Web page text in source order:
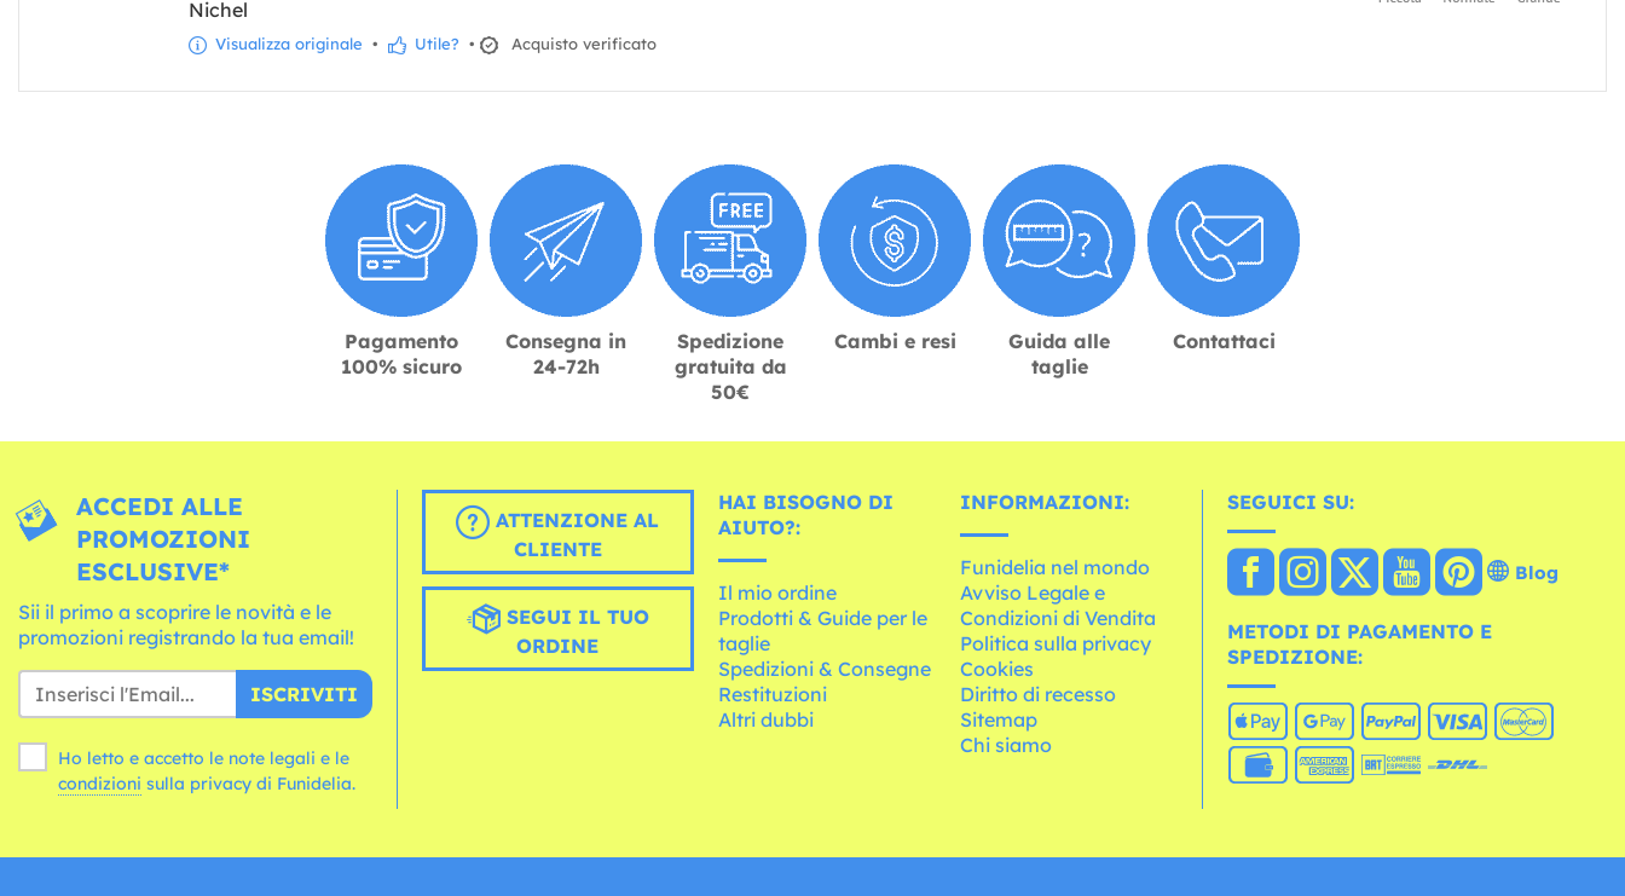
Nichel
Visualizza originale • Utile? • Acquisto verificato
Pagamento
100% sicuro
Consegna in
24-72h
Spedizione
gratuita da
50€
Cambi e resi
Guida alle
taglie
Contattaci
ACCEDI ALLE
PROMOZIONI
ESCLUSIVE*
Sii il primo a scoprire le novità e le
promozioni registrando la tua email!
ISCRIVITI
Ho letto e accetto le note legali e le
condizioni sulla privacy di Funidelia.
ATTENZIONE AL
CLIENTE
SEGUI IL TUO
ORDINE
HAI BISOGNO DI
AIUTO?:
Il mio ordine
Prodotti & Guide per le
taglie
Spedizioni & Consegne
Restituzioni
Altri dubbi
INFORMAZIONI:
Funidelia nel mondo
Avviso Legale e
Condizioni di Vendita
Politica sulla privacy
Cookies
Diritto di recesso
Sitemap
Chi siamo
SEGUICI SU:
Blog
METODI DI PAGAMENTO E
SPEDIZIONE: